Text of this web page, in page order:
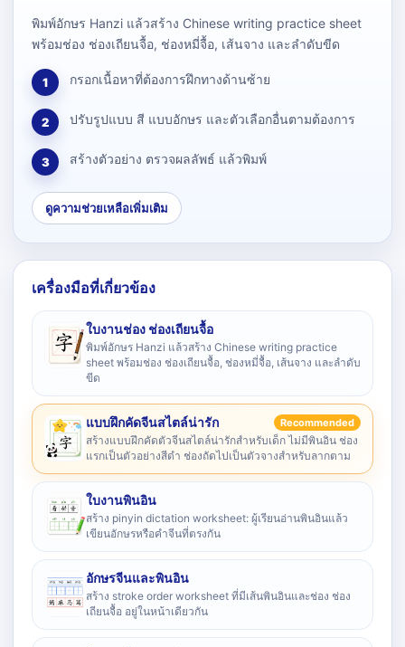
พิมพ์อักษร Hanzi แล้วสร้าง Chinese writing practice sheet
พร้อมช่อง ช่องเถียนจื้อ, ช่องหมี่จื้อ, เส้นจาง และลำดับขีด
1 กรอกเนื้อหาที่ต้องการฝึกทางด้านซ้าย
2 ปรับรูปแบบ สี แบบอักษร และตัวเลือกอื่นตามต้องการ
3 สร้างตัวอย่าง ตรวจผลลัพธ์ แล้วพิมพ์
ดูความช่วยเหลือเพิ่มเติม
เครื่องมือที่เกี่ยวข้อง
ใบงานช่อง ช่องเถียนจื้อ
พิมพ์อักษร Hanzi แล้วสร้าง Chinese writing practice
sheet พร้อมช่อง ช่องเถียนจื้อ, ช่องหมี่จื้อ, เส้นจาง และลำดับ
ขีด
แบบฝึกคัดจีนสไตล์น่ารัก Recommended
สร้างแบบฝึกคัดตัวจีนสไตล์น่ารักสำหรับเด็ก ไม่มีพินอิน ช่อง
แรกเป็นตัวอย่างสีดำ ช่องถัดไปเป็นตัวจางสำหรับลากตาม
ใบงานพินอิน
สร้าง pinyin dictation worksheet: ผู้เรียนอ่านพินอินแล้ว
เขียนอักษรหรือคำจีนที่ตรงกัน
อักษรจีนและพินอิน
สร้าง stroke order worksheet ที่มีเส้นพินอินและช่อง ช่อง
เถียนจื้อ อยู่ในหน้าเดียวกัน